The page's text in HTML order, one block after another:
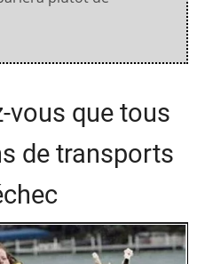
vous que tous
de transports